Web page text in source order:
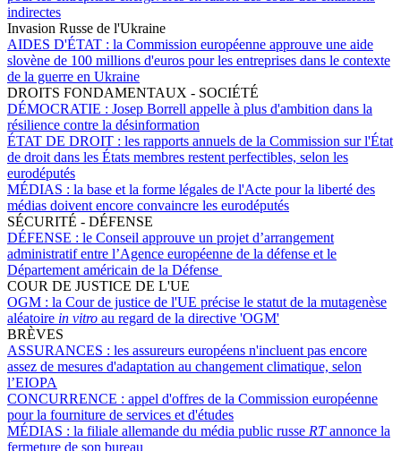
indirectes
Invasion Russe de l'Ukraine
AIDES D'ÉTAT : la Commission européenne approuve une aide
slovène de 100 millions d'euros pour les entreprises dans le contexte
de la guerre en Ukraine
DROITS FONDAMENTAUX - SOCIÉTÉ
DÉMOCRATIE : Josep Borrell appelle à plus d'ambition dans la
résilience contre la désinformation
ÉTAT DE DROIT : les rapports annuels de la Commission sur l'État
de droit dans les États membres restent perfectibles, selon les
eurodéputés
MÉDIAS : la base et la forme légales de l'Acte pour la liberté des
médias doivent encore convaincre les eurodéputés
SÉCURITÉ - DÉFENSE
DÉFENSE : le Conseil approuve un projet d’arrangement
administratif entre l’Agence européenne de la défense et le
Département américain de la Défense
COUR DE JUSTICE DE L'UE
OGM : la Cour de justice de l'UE précise le statut de la mutagenèse
aléatoire in vitro au regard de la directive 'OGM'
BRÈVES
ASSURANCES : les assureurs européens n'incluent pas encore
assez de mesures d'adaptation au changement climatique, selon
l’EIOPA
CONCURRENCE : appel d'offres de la Commission européenne
pour la fourniture de services et d'études
MÉDIAS : la filiale allemande du média public russe RTannonce la
fermeture de son bureau